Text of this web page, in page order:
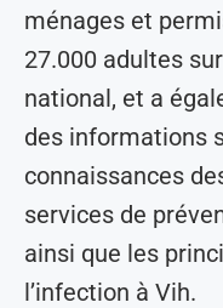
ménages et
27.000 adultes
national, et a
des informations
connaissances
services de
ainsi que les
l’infection à Vih.